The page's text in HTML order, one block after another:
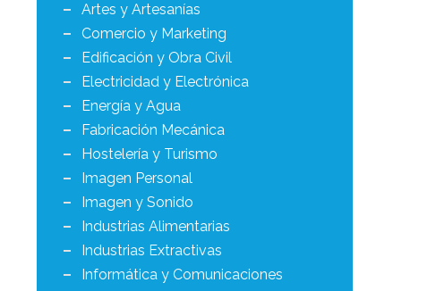
Artes y Artesanías
Comercio y Marketing
Edificación y Obra Civil
Electricidad y Electrónica
Energía y Agua
Fabricación Mecánica
Hostelería y Turismo
Imagen Personal
Imagen y Sonido
Industrias Alimentarias
Industrias Extractivas
Informática y Comunicaciones